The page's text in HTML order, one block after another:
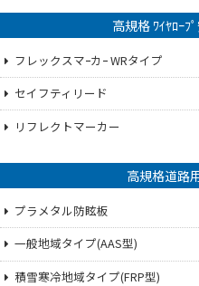
高規格 ﾜｲﾔﾛｰﾌ
フレックスマｰカｰ WRタイプ
セイフティリード
リフレクトマーカー
高規格道路
プラメタル防眩板
一般地域タイプ(AAS型)
積雪寒冷地域タイプ(FRP型)